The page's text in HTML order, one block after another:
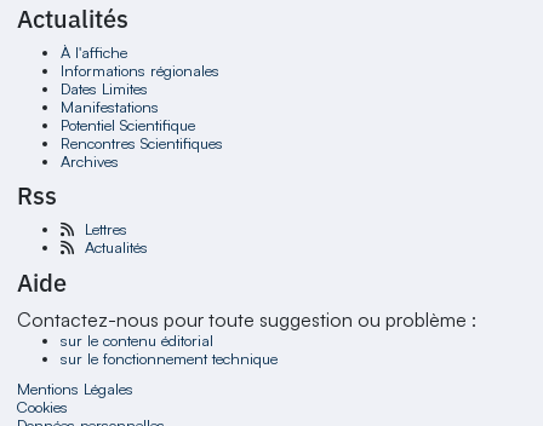
Actualités
À l'affiche
Informations régionales
Dates Limites
Manifestations
Potentiel Scientifique
Rencontres Scientifiques
Archives
Rss
Lettres
Actualités
Aide
Contactez-nous pour toute suggestion ou problème :
sur le contenu éditorial
sur le fonctionnement technique
Mentions Légales
Cookies